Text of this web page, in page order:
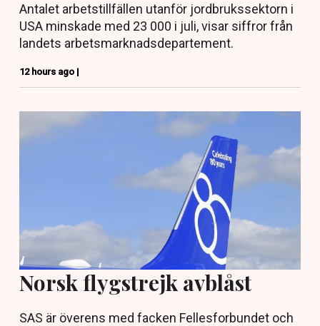
Antalet arbetstillfällen utanför jordbrukssektorn i
USA minskade med 23 000 i juli, visar siffror från
landets arbetsmarknadsdepartement.
12 hours ago |
Norsk flygstrejk avblåst
SAS är överens med facken Fellesforbundet och